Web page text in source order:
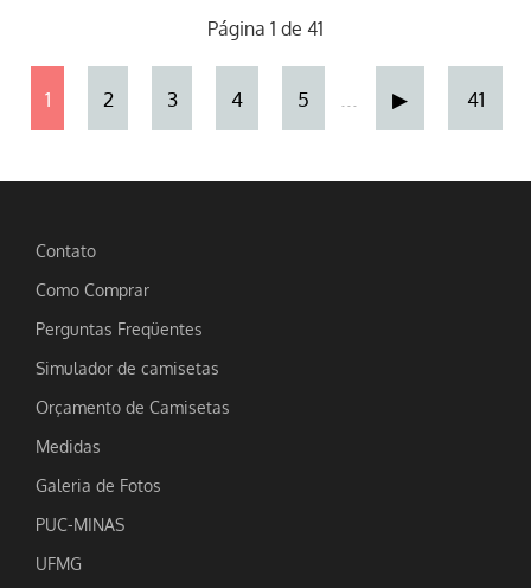
Página 1 de 41
1 2 3 4 5 ... ▶ 41
Contato
Como Comprar
Perguntas Freqüentes
Simulador de camisetas
Orçamento de Camisetas
Medidas
Galeria de Fotos
PUC-MINAS
UFMG